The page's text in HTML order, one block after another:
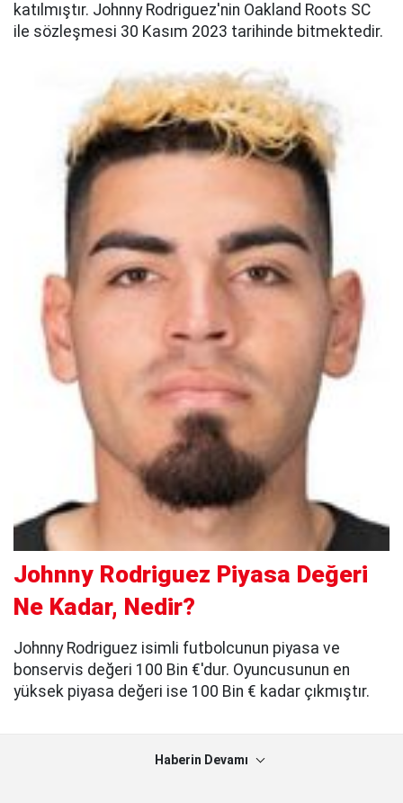
katılmıştır. Johnny Rodriguez'nin Oakland Roots SC
ile sözleşmesi 30 Kasım 2023 tarihinde bitmektedir.
Johnny Rodriguez Piyasa Değeri
Ne Kadar, Nedir?
Johnny Rodriguez isimli futbolcunun piyasa ve
bonservis değeri 100 Bin €'dur. Oyuncusunun en
yüksek piyasa değeri ise 100 Bin € kadar çıkmıştır.
Haberin Devamı